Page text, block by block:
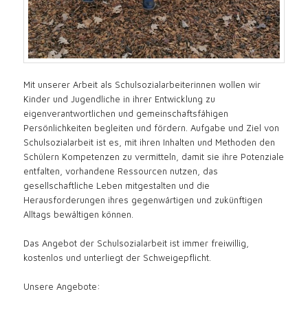
Mit unserer Arbeit als Schulsozialarbeiterinnen wollen wir
Kinder und Jugendliche in ihrer Entwicklung zu
eigenverantwortlichen und gemeinschaftsfähigen
Persönlichkeiten begleiten und fördern. Aufgabe und Ziel von
Schulsozialarbeit ist es, mit ihren Inhalten und Methoden den
Schülern Kompetenzen zu vermitteln, damit sie ihre Potenziale
entfalten, vorhandene Ressourcen nutzen, das
gesellschaftliche Leben mitgestalten und die
Herausforderungen ihres gegenwärtigen und zukünftigen
Alltags bewältigen können.
Das Angebot der Schulsozialarbeit ist immer freiwillig,
kostenlos und unterliegt der Schweigepflicht.
Unsere Angebote: